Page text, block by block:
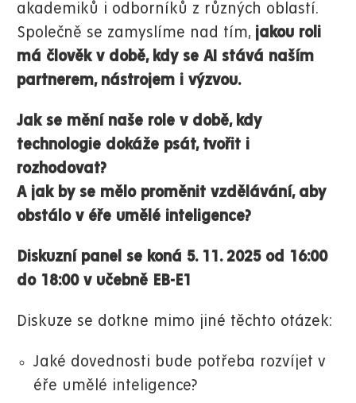
akademiků i odborníků z různých oblastí.
Společně se zamyslíme nad tím, jakou roli
má člověk v době, kdy se AI stává naším
partnerem, nástrojem i výzvou.
Jak se mění naše role v době, kdy
technologie dokáže psát, tvořit i
rozhodovat?
A jak by se mělo proměnit vzdělávání, aby
obstálo v éře umělé inteligence?
Diskuzní panel se koná 5. 11. 2025 od 16:00
do 18:00 v učebně EB-E1
Diskuze se dotkne mimo jiné těchto otázek:
Jaké dovednosti bude potřeba rozvíjet v
éře umělé inteligence?